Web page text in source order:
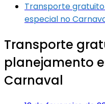
Transporte
especial no
Transporte
planejamento
Carnaval